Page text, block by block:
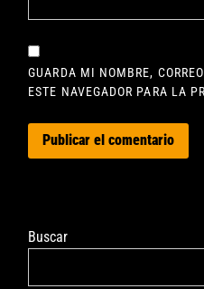
GUARDA MI NOMBRE,
ESTE NAVEGADOR PARA LA
Buscar